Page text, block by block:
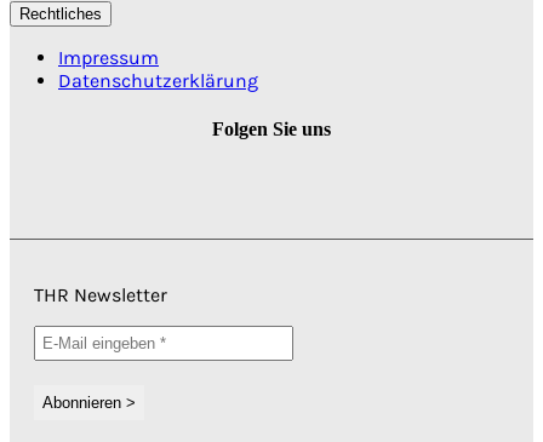
Rechtliches
Impressum
Datenschutzerklärung
Folgen Sie uns
THR Newsletter